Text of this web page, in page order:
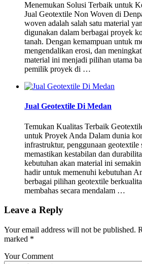
Menemukan Solusi Terbaik untuk
Jual Geotextile Non Woven di
woven adalah salah satu material
digunakan dalam berbagai proyek
tanah. Dengan kemampuan untuk
mengendalikan erosi, dan
material ini menjadi pilihan utama
pemilik proyek di …
Jual Geotextile Di Medan
Temukan Kualitas Terbaik
untuk Proyek Anda Dalam dunia
infrastruktur, penggunaan
memastikan kestabilan dan
kebutuhan akan material ini
hadir untuk memenuhi kebutuhan
berbagai pilihan geotextile
membahas secara mendalam …
Leave a Reply
Your email address will not be published.
marked *
Your Comment